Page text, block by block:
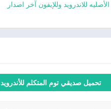
تحميل صديقي توم المتكلم للأندرويد